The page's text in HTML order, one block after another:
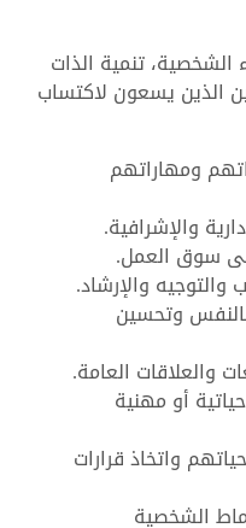
تنمية الذات
الذين يسعون لاكتساب
ومهاراتهم
والإشرافية.
سوق العمل.
والتوجيه والإرشاد.
وتحسين
والعلاقات العامة.
أو مهنية
واتخاذ قرارات
الشخصية